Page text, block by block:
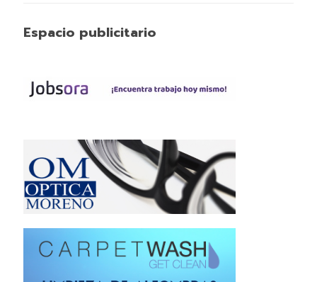
Espacio publicitario